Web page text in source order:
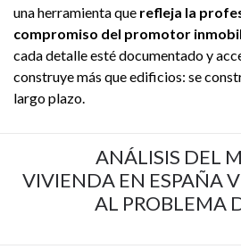
una herramienta que refleja la
compromiso del promotor
cada detalle esté documentado y
construye más que edificios: se
largo plazo.
ANÁLISIS DEL
VIVIENDA EN ESPAÑA
AL PROBLEMA